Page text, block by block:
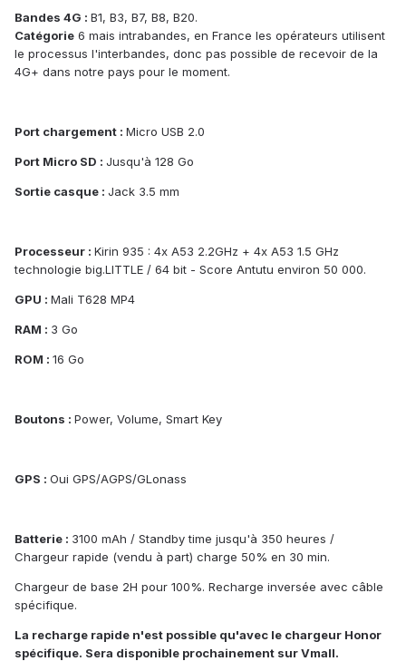
Bandes 4G : B1, B3, B7, B8, B20.
Catégorie 6 mais intrabandes, en France les opérateurs utilisent
le processus l'interbandes, donc pas possible de recevoir de la
4G+ dans notre pays pour le moment.
Port chargement : Micro USB 2.0
Port Micro SD : Jusqu'à 128 Go
Sortie casque : Jack 3.5 mm
Processeur : Kirin 935 : 4x A53 2.2GHz + 4x A53 1.5 GHz
technologie big.LITTLE / 64 bit - Score Antutu environ 50 000.
GPU : Mali T628 MP4
RAM : 3 Go
ROM : 16 Go
Boutons : Power, Volume, Smart Key
GPS : Oui GPS/AGPS/GLonass
Batterie : 3100 mAh / Standby time jusqu'à 350 heures /
Chargeur rapide (vendu à part) charge 50% en 30 min.
Chargeur de base 2H pour 100%. Recharge inversée avec câble
spécifique.
La recharge rapide n'est possible qu'avec le chargeur Honor
spécifique. Sera disponible prochainement sur Vmall.